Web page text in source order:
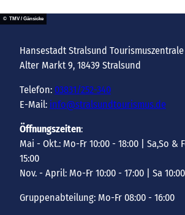
© TMV / Gänsicke
Hansestadt Stralsund Tourismuszentrale
Alter Markt 9, 18439 Stralsund
Telefon: 03831/252-340
E-Mail: info@stralsundtourismus.de
Öffnungszeiten:
Mai - Okt.: Mo-Fr 10:00 - 18:00 | Sa,So &
15:00
Nov. - April: Mo-Fr 10:00 - 17:00 | Sa
Gruppenabteilung: Mo-Fr 08:00 - 16:00